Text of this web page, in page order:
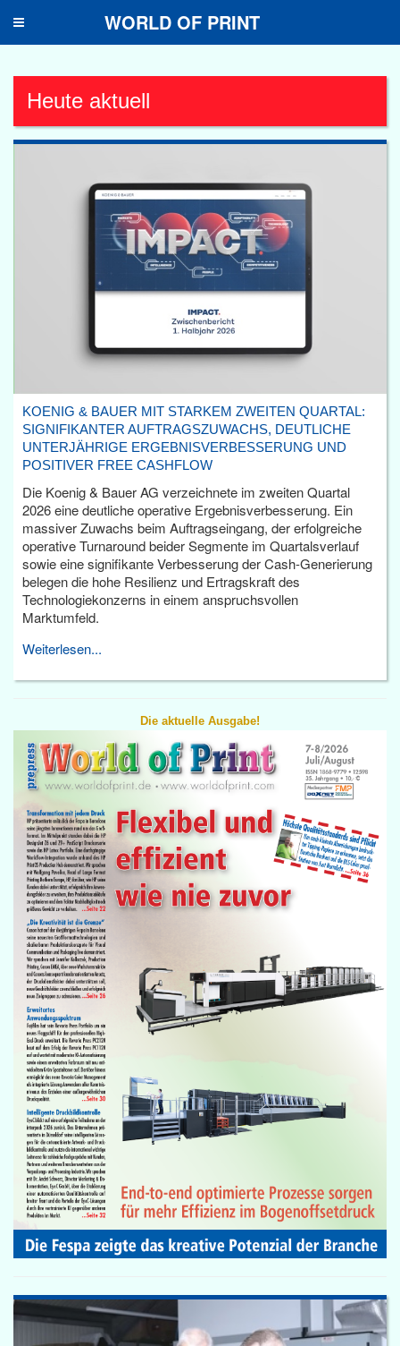
Toggle
WORLD OF PRINT
Heute aktuell
KOENIG & BAUER MIT STARKEM ZWEITEN QUARTAL:
SIGNIFIKANTER AUFTRAGSZUWACHS, DEUTLICHE
UNTERJÄHRIGE ERGEBNISVERBESSERUNG UND
POSITIVER FREE CASHFLOW
Die Koenig & Bauer AG verzeichnete im zweiten Quartal
2026 eine deutliche operative Ergebnisverbesserung. Ein
massiver Zuwachs beim Auftragseingang, der erfolgreiche
operative Turnaround beider Segmente im Quartalsverlauf
sowie eine signifikante Verbesserung der Cash-Generierung
belegen die hohe Resilienz und Ertragskraft des
Technologiekonzerns in einem anspruchsvollen
Marktumfeld.
Weiterlesen...
Die aktuelle Ausgabe!